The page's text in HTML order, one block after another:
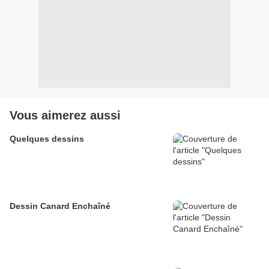
Vous aimerez aussi
Quelques dessins
Dessin Canard Enchaîné